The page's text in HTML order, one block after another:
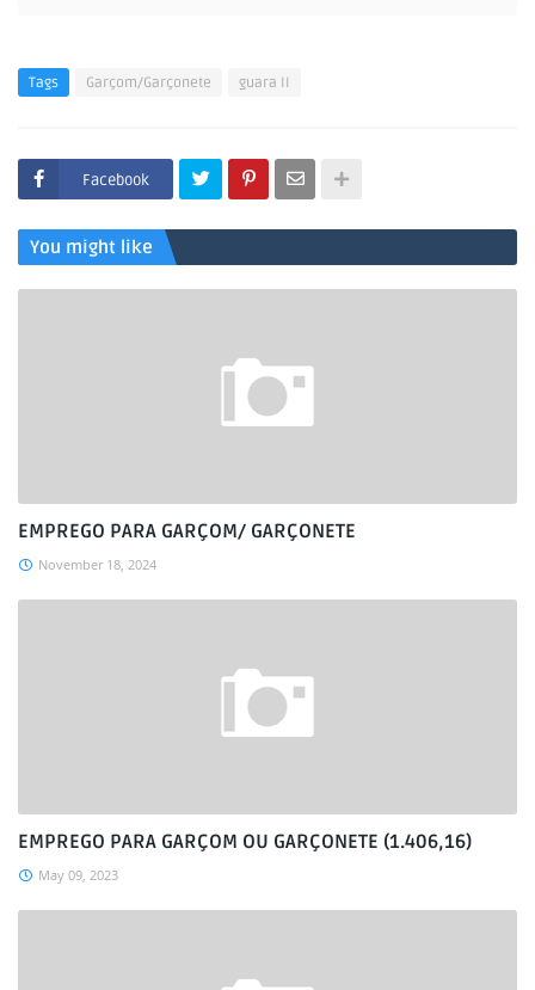
Tags Garçom/Garçonete guara II
Facebook
You might like
EMPREGO PARA GARÇOM/ GARÇONETE
November 18, 2024
EMPREGO PARA GARÇOM OU GARÇONETE (1.406,16)
May 09, 2023